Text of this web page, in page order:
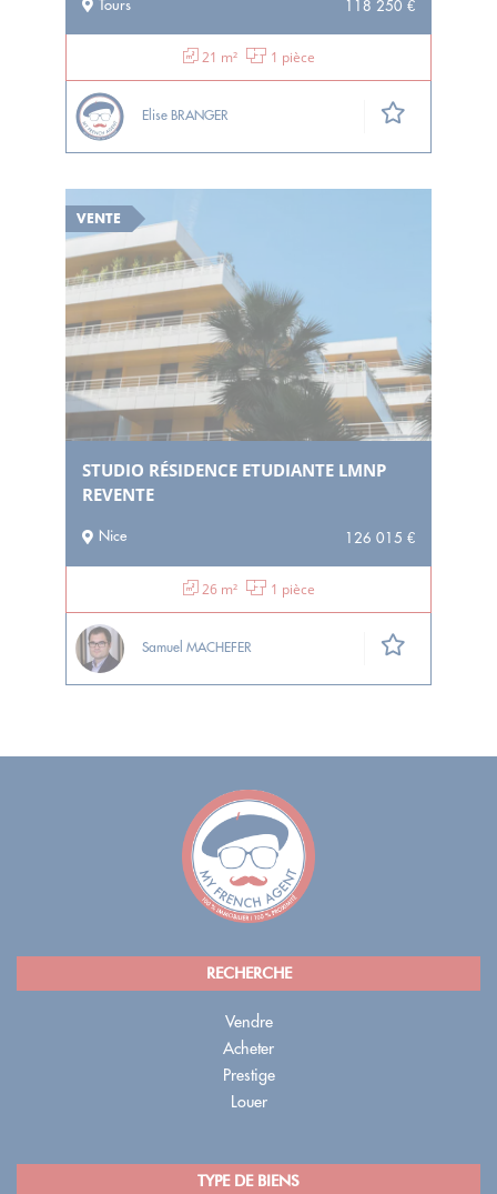
Tours 118 250 €
21 m² 1 pièce
Elise BRANGER
VENTE
STUDIO RÉSIDENCE ETUDIANTE LMNP
REVENTE
Nice 126 015 €
26 m² 1 pièce
Samuel MACHEFER
RECHERCHE
Vendre
Acheter
Prestige
Louer
TYPE DE BIENS